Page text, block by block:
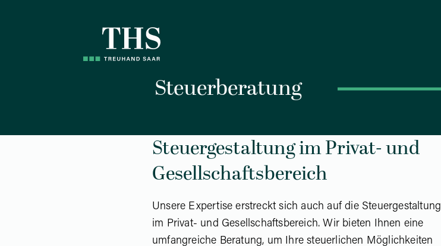
Steuerberatung
Steuergestaltung im Privat- und
Gesellschaftsbereich
Unsere Expertise erstreckt sich auch auf die Steuergestaltung
im Privat- und Gesellschaftsbereich. Wir bieten Ihnen eine
umfangreiche Beratung, um Ihre steuerlichen Möglichkeiten